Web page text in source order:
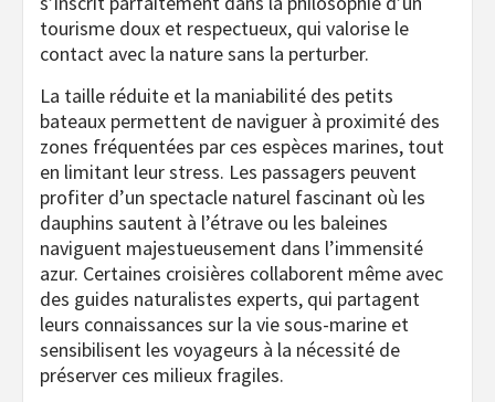
tourisme doux et respectueux, qui valorise le
contact avec la nature sans la perturber.
La taille réduite et la maniabilité des petits
bateaux permettent de naviguer à proximité des
zones fréquentées par ces espèces marines, tout
en limitant leur stress. Les passagers peuvent
profiter d’un spectacle naturel fascinant où les
dauphins sautent à l’étrave ou les baleines
naviguent majestueusement dans l’immensité
azur. Certaines croisières collaborent même avec
des guides naturalistes experts, qui partagent
leurs connaissances sur la vie sous-marine et
sensibilisent les voyageurs à la nécessité de
préserver ces milieux fragiles.